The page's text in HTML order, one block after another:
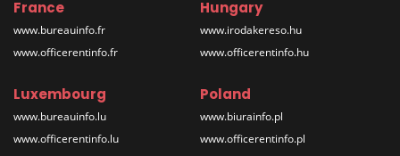
France
www.bureauinfo.fr
www.officerentinfo.fr
Hungary
www.irodakereso.hu
www.officerentinfo.hu
Luxembourg
www.bureauinfo.lu
www.officerentinfo.lu
Poland
www.biurainfo.pl
www.officerentinfo.pl